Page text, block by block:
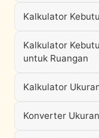
Kalkulator
Kalkulator
untuk Ruangan
Kalkulator
Konverter